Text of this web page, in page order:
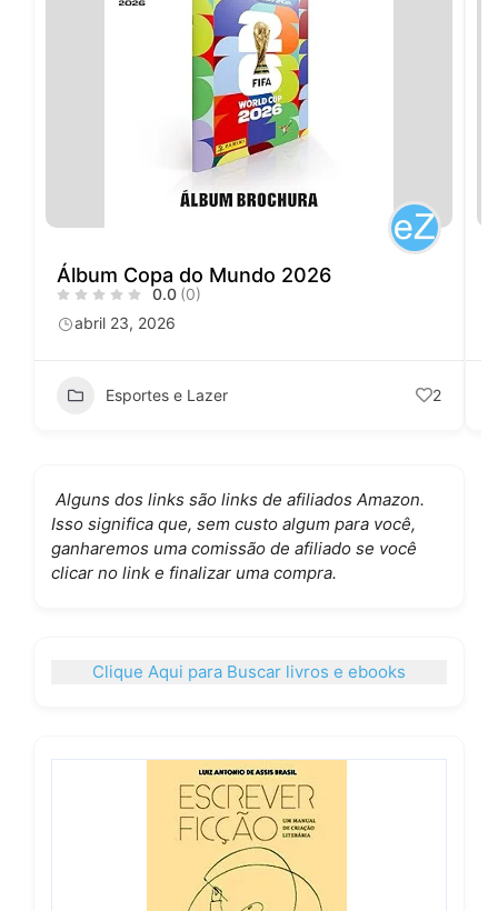
Álbum Copa do Mundo 2026
0.0 (0)
abril 23, 2026
Esportes e Lazer 2
Alguns dos links são links de afiliados Amazon.
Isso significa que, sem custo algum para você,
ganharemos uma comissão de afiliado se você
clicar no link e finalizar uma compra.
Clique Aqui para Buscar livros e ebooks